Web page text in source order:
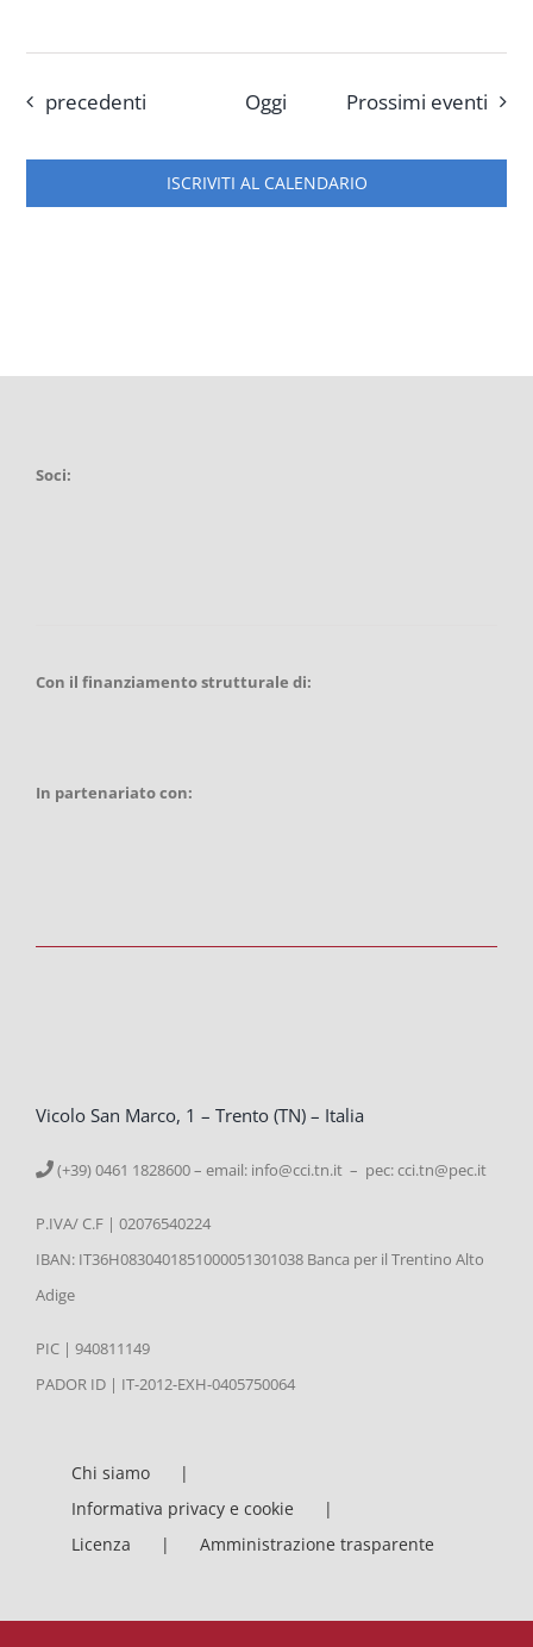
Eventi
precedenti Oggi Prossimi eventi
ISCRIVITI AL CALENDARIO
Soci:
Con il finanziamento strutturale di:
In partenariato con:
Vicolo San Marco, 1 – Trento (TN) – Italia
(+39) 0461 1828600 – email: info@cci.tn.it – pec: cci.tn@pec.it
P.IVA/ C.F | 02076540224
IBAN: IT36H0830401851000051301038 Banca per il Trentino Alto
Adige
PIC | 940811149
PADOR ID | IT-2012-EXH-0405750064
Chi siamo
Informativa privacy e cookie
Licenza
Amministrazione trasparente